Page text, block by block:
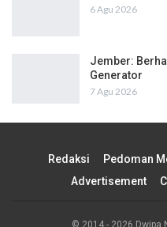
6 Agu 2026
Jember:
Generator
7 Agu 2026
Redaksi Pedoman
Advertisement